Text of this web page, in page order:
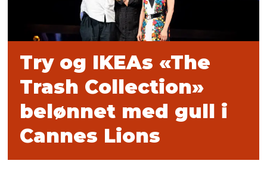
Try og IKEAs «The
Trash Collection»
belønnet med gull i
Cannes Lions